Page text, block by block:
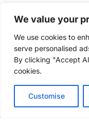
We value your
We use cookies to
serve personalised
By clicking "Accept
cookies.
Customise